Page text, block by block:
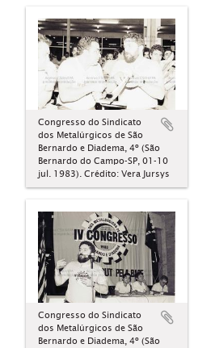
Congresso do Sindicato
dos Metalúrgicos de São
Bernardo e Diadema, 4º (São
Bernardo do Campo-SP, 01-10
jul. 1983). Crédito: Vera Jursys
Congresso do Sindicato
dos Metalúrgicos de São
Bernardo e Diadema, 4º (São